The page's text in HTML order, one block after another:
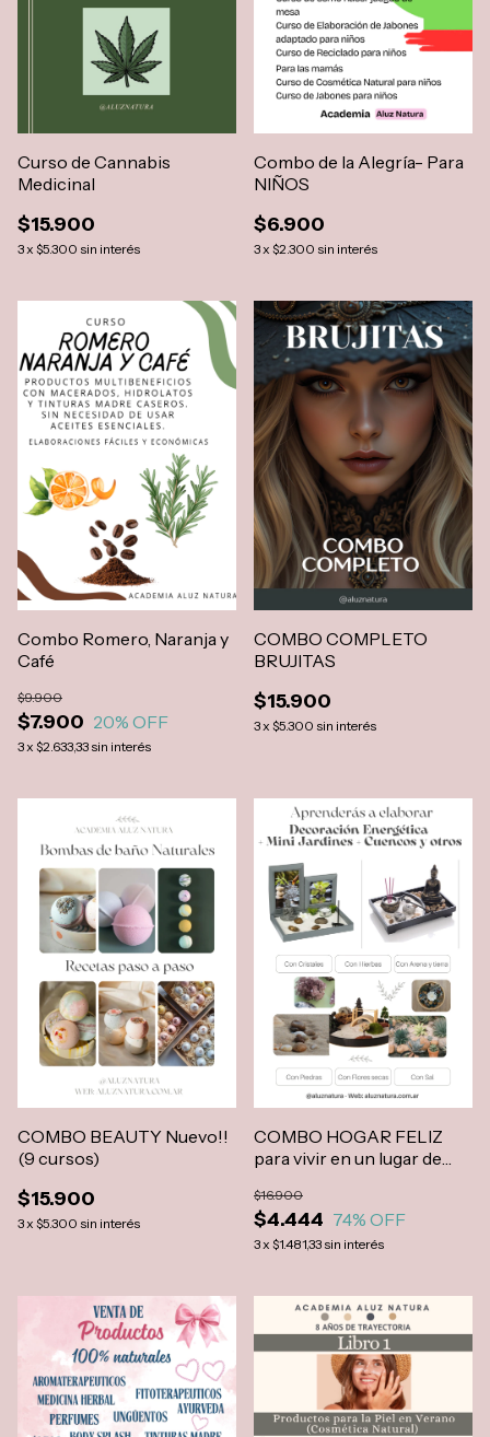
Curso de Cannabis
Medicinal
$15.900
3 x $5.300 sin interés
Combo de la Alegría- Para
NIÑOS
$6.900
3 x $2.300 sin interés
Combo Romero, Naranja y
Café
$7.900
$9.900
20% OFF
3 x $2.633,33sin interés
COMBO COMPLETO
BRUJITAS
$15.900
3 x $5.300 sin interés
COMBO BEAUTY Nuevo!!
(9 cursos)
$15.900
3 x $5.300 sin interés
COMBO HOGAR FELIZ
para vivir en un lugar de
$4.444
$16.900
74% OFF
3 x $1.481,33sin interés